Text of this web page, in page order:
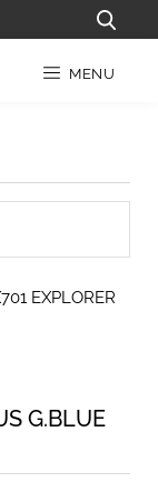
MENU
EXPLORER
G.BLUE